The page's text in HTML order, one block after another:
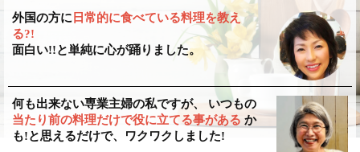
外国の方に 日常的に食べている料理を教え
る?!
面白い!!と単純に心が踊りました。
何も出来ない専業主婦の私ですが、 いつもの
当たり前の料理だけで役に立てる事がある か
も!と思えるだけで、ワクワクしました!